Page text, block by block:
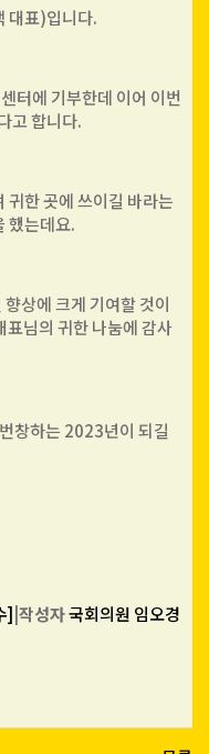
대표)입니다.
터에 기부한데 이어 이번
고 합니다.
귀한 곳에 쓰이길 바라는
했는데요.
상에 크게 기여할 것이
님의 귀한 나눔에 감사
창하는 2023년이 되길
] 작성자국회의원 임오경